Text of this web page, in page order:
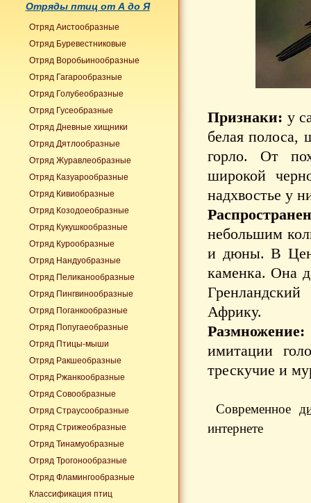
Признаки: у
белая
горло. От
широкой
надхвостье у
небольшим
и дюны. В
каменка. Она
Африку.
Размножение:
имитации
трескучие и
Современное
интернете
Отряды птиц от А до Я
Отряд Аистообразные
Отряд Буревестниковые
Отряд Воробьинообразные
Отряд Гагарообразные
Отряд Голубеобразные
Отряд Гусеобразные
Отряд Дневные хищники
Отряд Дятлообразные
Отряд Журавлеобразные
Отряд Казуарообразные
Отряд Кивиобразные
Отряд Козодоеобразные
Отряд Кукушкообразные
Отряд Курообразные
Отряд Нандуобразные
Отряд Пеликанообразные
Отряд Пингвинообразные
Отряд Поганкообразные
Отряд Попугаеобразные
Отряд Птицы-мыши
Отряд Ракшеобразные
Отряд Ржанкообразные
Отряд Совообразные
Отряд Страусообразные
Отряд Стрижеобразные
Отряд Тинамуобразные
Отряд Трогонообразные
Отряд Фламингообразные
Классификация птиц